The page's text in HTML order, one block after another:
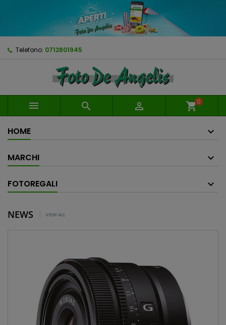
Telefono: 0712801945
   shopping_cart0
HOME
MARCHI
FOTOREGALI
NEWS VIEW ALL